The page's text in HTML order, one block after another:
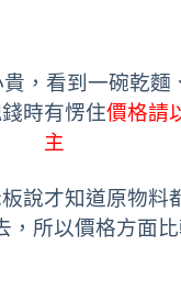
，看到一碗乾麵
時有愣住價格請
主
說才知道原物料
，所以價格方面